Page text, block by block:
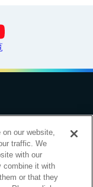
て
電子公告
治グループのDX
our website,
traffic. We
with our
combine it with
or that they